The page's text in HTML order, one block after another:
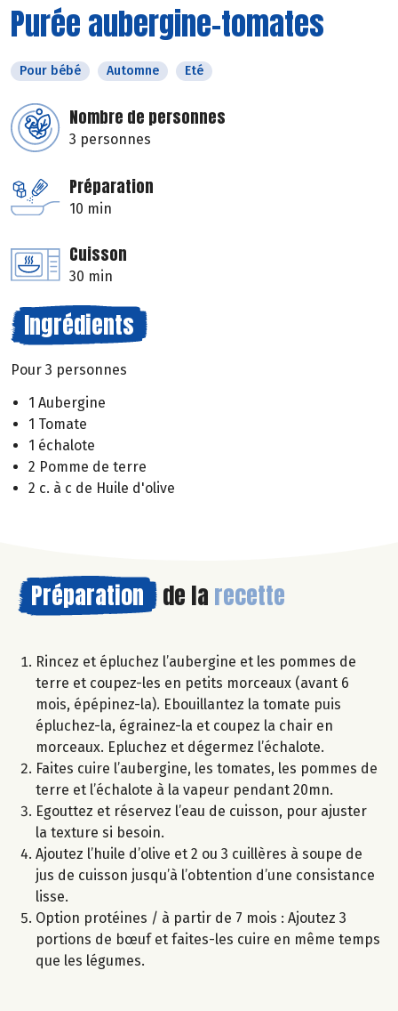
Purée aubergine-tomates
Pour bébé Automne Eté
Nombre de personnes
3 personnes
Préparation
10 min
Cuisson
30 min
Ingrédients
Pour 3 personnes
1 Aubergine
1 Tomate
1 échalote
2 Pomme de terre
2 c. à c de Huile d'olive
Préparation de la recette
Rincez et épluchez l’aubergine et les pommes de
terre et coupez-les en petits morceaux (avant 6
mois, épépinez-la). Ebouillantez la tomate puis
épluchez-la, égrainez-la et coupez la chair en
morceaux. Epluchez et dégermez l’échalote.
Faites cuire l’aubergine, les tomates, les pommes de
terre et l’échalote à la vapeur pendant 20mn.
Egouttez et réservez l’eau de cuisson, pour ajuster
la texture si besoin.
Ajoutez l’huile d’olive et 2 ou 3 cuillères à soupe de
jus de cuisson jusqu’à l’obtention d’une consistance
lisse.
Option protéines / à partir de 7 mois : Ajoutez 3
portions de bœuf et faites-les cuire en même temps
que les légumes.